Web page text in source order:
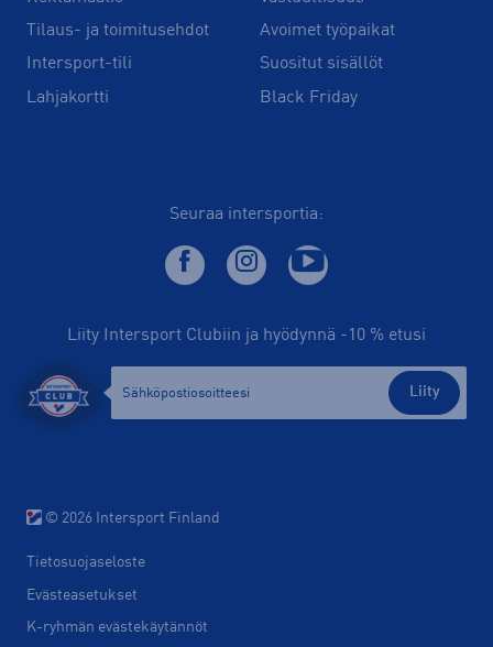
Tilaus- ja toimitusehdot
Intersport-tili
Lahjakortti
Avoimet työpaikat
Suositut sisällöt
Black Friday
Seuraa intersportia:
Liity Intersport Clubiin ja hyödynnä -10 % etusi
Liity
© 2026 Intersport Finland
Tietosuojaseloste
Evästeasetukset
K-ryhmän evästekäytännöt